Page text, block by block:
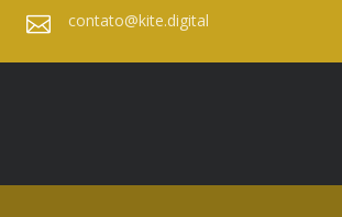
contato@kite.digital